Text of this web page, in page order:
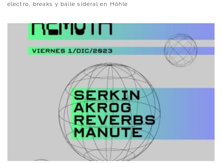
electro, breaks y baile sideral en Höhle